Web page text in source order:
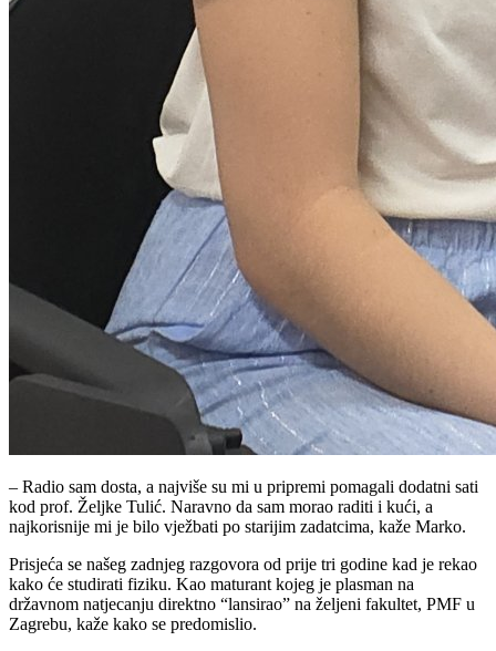
– Radio sam dosta, a najviše su mi u pripremi pomagali dodatni sati
kod prof. Željke Tulić. Naravno da sam morao raditi i kući, a
najkorisnije mi je bilo vježbati po starijim zadatcima, kaže Marko.
Prisjeća se našeg zadnjeg razgovora od prije tri godine kad je rekao
kako će studirati fiziku. Kao maturant kojeg je plasman na
državnom natjecanju direktno “lansirao” na željeni fakultet, PMF u
Zagrebu, kaže kako se predomislio.